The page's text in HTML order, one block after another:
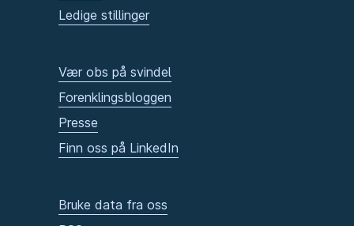
Ledige stillinger
Vær obs på svindel
Forenklingsbloggen
Presse
Finn oss på LinkedIn
Bruke data fra oss